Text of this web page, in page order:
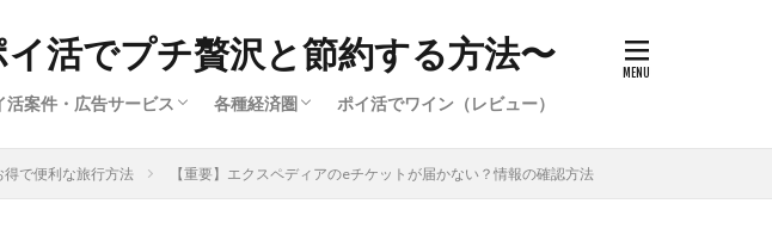
活でプチ贅沢と節約する方法〜
活案件・広告サービス
ジットカード（ポイ活案件）
物・ファッション（ポイ活案件）
・グルメ・ふるさと納税（ポイ活案件）
配信・マンガ・ネット接続（ポイ活案
・スキル・公営競技など（ポイ活案件）
各種経済圏
イオン経済圏の攻略
楽天経済圏の攻略
ポイ活でワイン（レビュー）
で便利な旅行方法 【重要】エクスペディアのeチケットが届かない？情報の確認方法